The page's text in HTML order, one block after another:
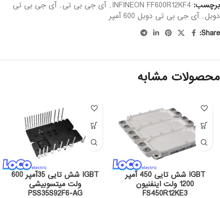
برچسب: INFINEON FF600R12KF4
, آی جی بی تی, آی جی بی تی
دوبل, آی جی بی تی دوبل 600 آمپر
Share:
محصولات مشابه
IGBT شش تایی 450 آمپر
1200 ولت اینفنیون
FS450R12KE3
IGBT شش تایی 35آمپر 600
ولت میتسوبیشی
PSS35S92F6-AG